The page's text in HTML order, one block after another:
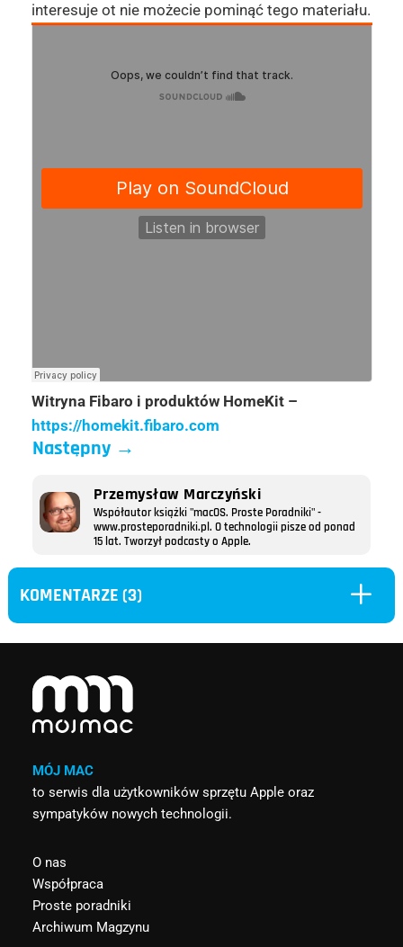
interesuje ot nie możecie pominąć tego materiału.
Witryna Fibaro i produktów HomeKit –
https://homekit.fibaro.com
Następny→
Przemysław Marczyński
Współautor książki "macOS. Proste Poradniki" -
www.prosteporadniki.pl. O technologii pisze od ponad
15 lat. Tworzył podcasty o Apple.
KOMENTARZE (3) L
MÓJ MAC
to serwis dla użytkowników sprzętu Apple oraz
sympatyków nowych technologii.
O nas
Współpraca
Proste poradniki
Archiwum Magzynu